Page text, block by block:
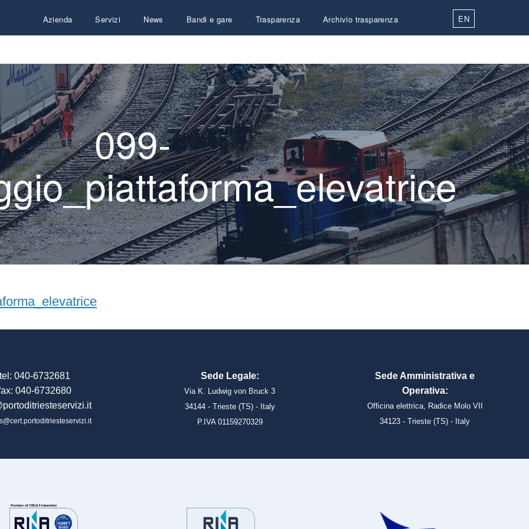
Azienda Servizi News Bandi e gare Trasparenza Archivio trasparenza EN
099-
tel: 040-6732681
040-6732680
Sede Legale:
Via K. Ludwig von Bruck 3
34144 - Trieste (TS) - Italy
P.IVA 01159270329
Sede Amministrativa e
Operativa:
Officina elettrica, Radice Molo VII
34123 - Trieste (TS) - Italy